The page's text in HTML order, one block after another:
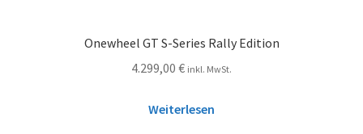
Onewheel GT S-Series Rally Edition
4.299,00 € inkl. MwSt.
Weiterlesen